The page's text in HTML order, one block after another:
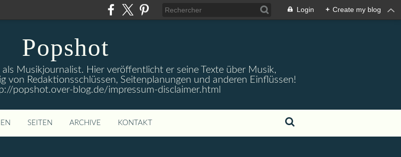
Login + Create my blog
Popshot
Musikjournalist. Hier veröffentlicht er seine Texte über Musik,
von Redaktionsschlüssen, Seitenplanungen und anderen Einflüssen!
popshot.over-blog.de/impressum-disclaimer.html
SEITEN ARCHIVE KONTAKT